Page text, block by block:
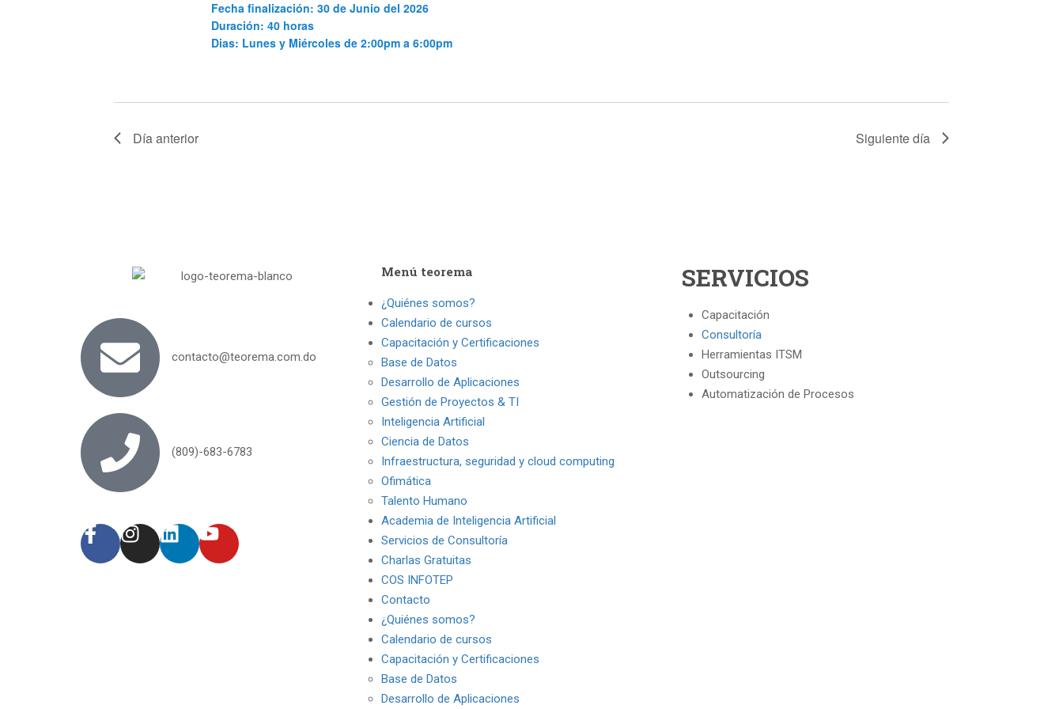
Fecha finalización: 30 de Junio del 2026
Duración: 40 horas
Dias: Lunes y Miércoles de 2:00pm a 6:00pm
Día anterior Siguiente día
contacto@teorema.com.do
(809)-683-6783
Menú teorema
¿Quiénes somos?
Calendario de cursos
Capacitación y Certificaciones
Base de Datos
Desarrollo de Aplicaciones
Gestión de Proyectos & TI
Inteligencia Artificial
Ciencia de Datos
Infraestructura, seguridad y cloud computing
Ofimática
Talento Humano
Academia de Inteligencia Artificial
Servicios de Consultoría
Charlas Gratuitas
COS INFOTEP
Contacto
¿Quiénes somos?
Calendario de cursos
Capacitación y Certificaciones
Base de Datos
Desarrollo de Aplicaciones
SERVICIOS
Capacitación
Consultoría
Herramientas ITSM
Outsourcing
Automatización de Procesos